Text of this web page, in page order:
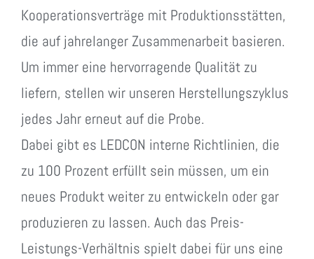
Kooperationsverträge mit Produktionsstätten,
die auf jahrelanger Zusammenarbeit basieren.
Um immer eine hervorragende Qualität zu
liefern, stellen wir unseren Herstellungszyklus
jedes Jahr erneut auf die Probe.
Dabei gibt es LEDCON interne Richtlinien, die
zu 100 Prozent erfüllt sein müssen, um ein
neues Produkt weiter zu entwickeln oder gar
produzieren zu lassen. Auch das Preis-
Leistungs-Verhältnis spielt dabei für uns eine